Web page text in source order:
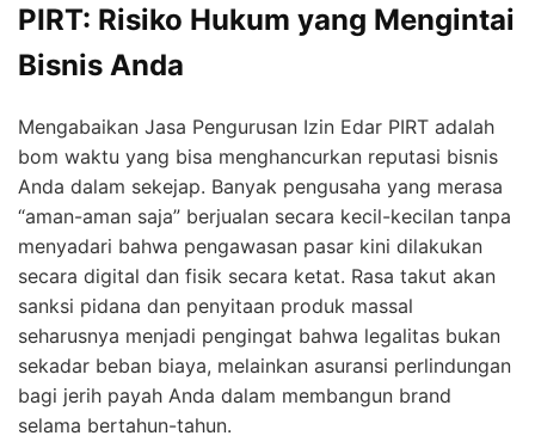
PIRT: Risiko Hukum yang Mengintai
Bisnis Anda
Mengabaikan Jasa Pengurusan Izin Edar PIRT adalah
bom waktu yang bisa menghancurkan reputasi bisnis
Anda dalam sekejap. Banyak pengusaha yang merasa
“aman-aman saja” berjualan secara kecil-kecilan tanpa
menyadari bahwa pengawasan pasar kini dilakukan
secara digital dan fisik secara ketat. Rasa takut akan
sanksi pidana dan penyitaan produk massal
seharusnya menjadi pengingat bahwa legalitas bukan
sekadar beban biaya, melainkan asuransi perlindungan
bagi jerih payah Anda dalam membangun brand
selama bertahun-tahun.